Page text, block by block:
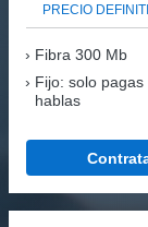
PRECIO
Fibra 300 Mb
Fijo: solo
hablas